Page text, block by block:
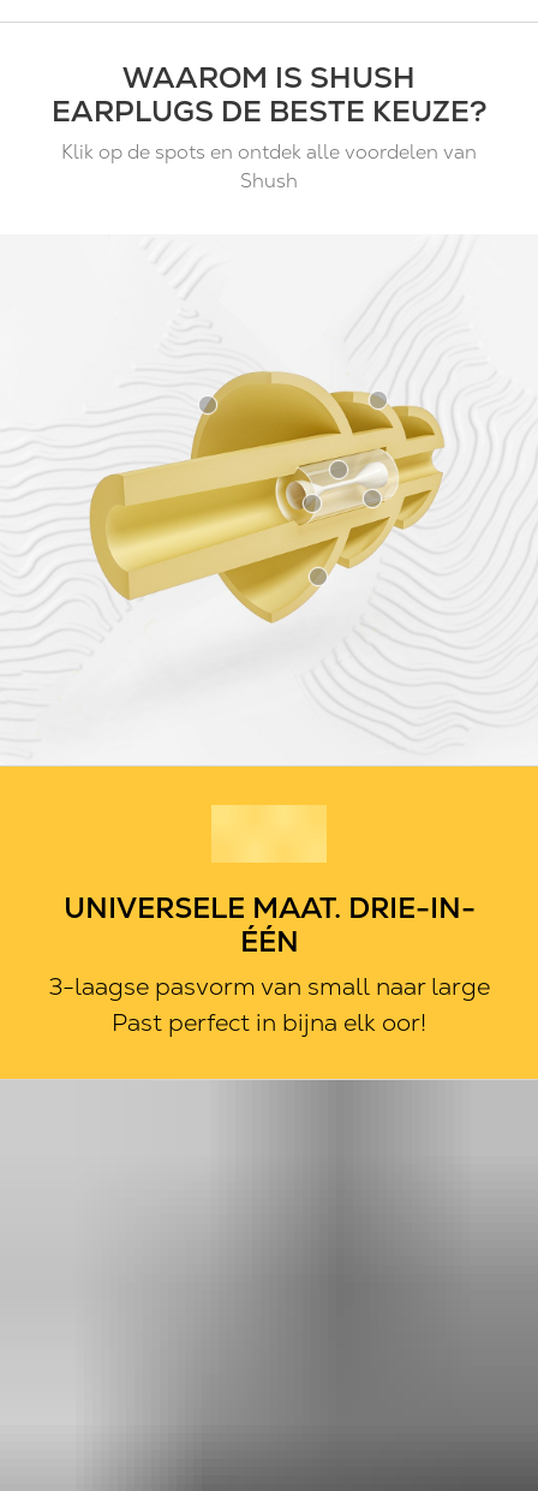
WAAROM IS SHUSH
EARPLUGS DE BESTE KEUZE?
Klik op de spots en ontdek alle voordelen van
Shush
UNIVERSELE MAAT. DRIE-IN-
ÉÉN
3-laagse pasvorm van small naar large
Past perfect in bijna elk oor!